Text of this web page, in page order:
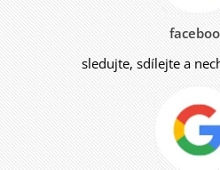
sledujte, sdílejte a